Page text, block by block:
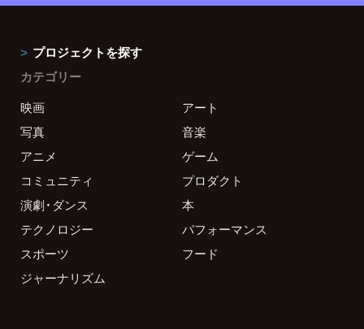
プロジェクトを探す
カテゴリー
映画
アート
写真
音楽
アニメ
ゲーム
コミュニティ
プロダクト
演劇・ダンス
本
テクノロジー
パフォーマンス
スポーツ
フード
ジャーナリズム